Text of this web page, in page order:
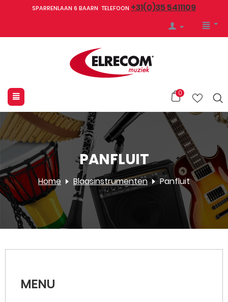
SPARRENLAAN 6 BAARN TELEFOON +31(0)35 5411109
0
PANFLUIT
Home Blaasinstrumenten Panfluit
MENU